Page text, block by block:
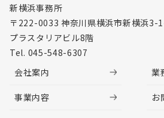
新横浜事務所
〒222-0033 神奈川県横浜市新横浜3-
プラスタリアビル8階
Tel. 045-548-6307
会社案内
事業内容
業
お